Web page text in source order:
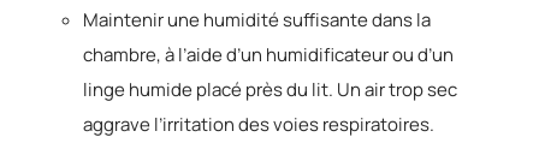
Maintenir une humidité suffisante dans la
chambre, à l’aide d’un humidificateur ou d’un
linge humide placé près du lit. Un air trop sec
aggrave l’irritation des voies respiratoires.